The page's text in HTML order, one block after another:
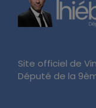
Site officiel de
Député de la